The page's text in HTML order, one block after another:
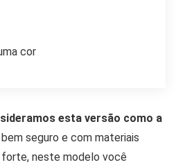
cor
esta versão como a
seguro e com materiais
forte, neste modelo você